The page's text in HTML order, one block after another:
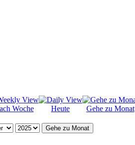
Woche Heute Gehe zu Monat
Gehe zu Monat